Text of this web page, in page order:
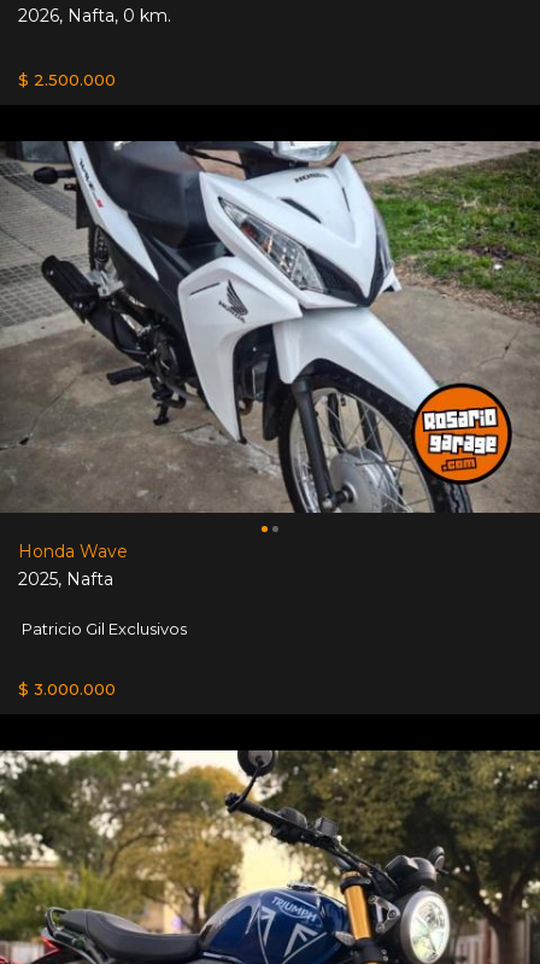
2026, Nafta, 0 km.
$ 2.500.000
Honda Wave
2025, Nafta
Patricio Gil Exclusivos
$ 3.000.000